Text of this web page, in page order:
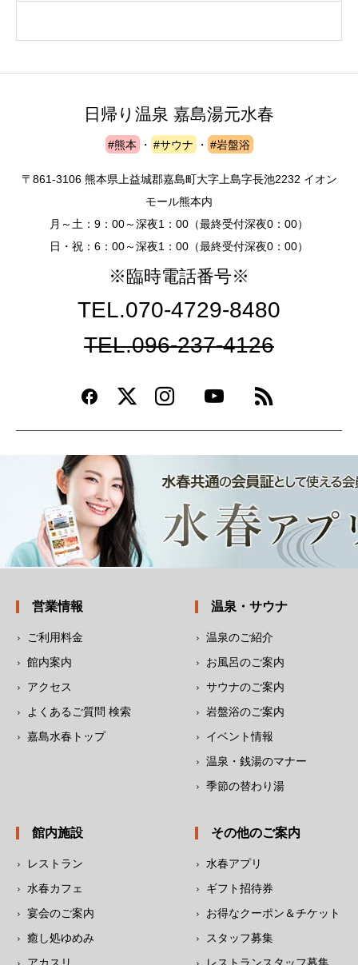
日帰り温泉 嘉島湯元水春
#熊本 ・ #サウナ ・ #岩盤浴
〒861-3106 熊本県上益城郡嘉島町大字上島字長池2232 イオン
モール熊本内
月～土：9：00～深夜1：00（最終受付深夜0：00）
日・祝：6：00～深夜1：00（最終受付深夜0：00）
※臨時電話番号※
TEL.070-4729-8480
TEL.096-237-4126
営業情報
ご利用料金
館内案内
アクセス
よくあるご質問 検索
嘉島水春トップ
温泉・サウナ
温泉のご紹介
お風呂のご案内
サウナのご案内
岩盤浴のご案内
イベント情報
温泉・銭湯のマナー
季節の替わり湯
館内施設
レストラン
水春カフェ
宴会のご案内
癒し処ゆめみ
その他のご案内
水春アプリ
ギフト招待券
お得なクーポン＆チケット
スタッフ募集